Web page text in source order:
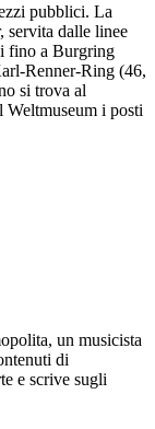
pubblici. La
servita dalle linee
fino a Burgring
Renner-Ring (46,
si trova al
Weltmuseum i posti
un musicista
di
e scrive sugli